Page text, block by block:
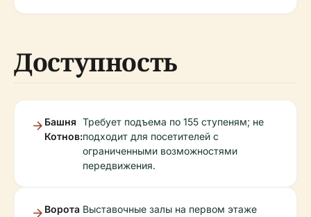
Доступность
Башня
Котнов:
Требует подъема по 155 ступеням; не
подходит для посетителей с
ограниченными возможностями
передвижения.
Ворота Выставочные залы на первом этаже